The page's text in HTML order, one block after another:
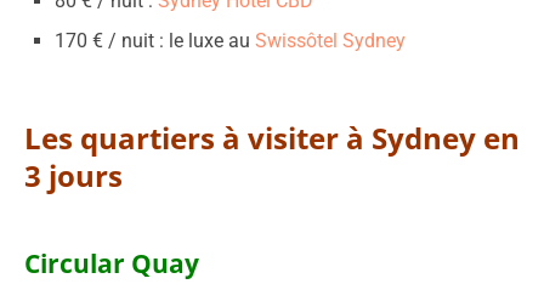
170 € / nuit : le luxe au Swissôtel Sydney
Les quartiers à visiter à Sydney en
3 jours
Circular Quay